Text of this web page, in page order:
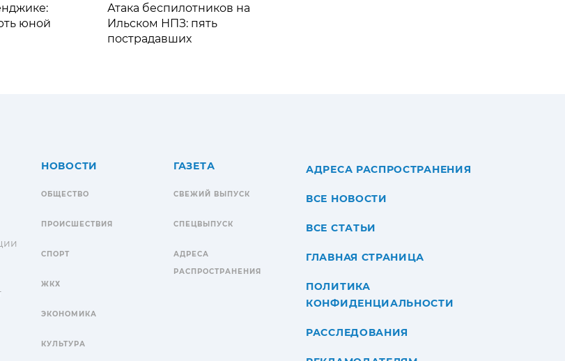
юной
Атака беспилотников на
Ильском НПЗ: пять
пострадавших
НОВОСТИ
ОБЩЕСТВО
ПРОИСШЕСТВИЯ
СПОРТ
ЖКХ
ЭКОНОМИКА
КУЛЬТУРА
ГАЗЕТА
СВЕЖИЙ ВЫПУСК
СПЕЦВЫПУСК
АДРЕСА
РАСПРОСТРАНЕНИЯ
АДРЕСА РАСПРОСТРАНЕНИЯ
ВСЕ НОВОСТИ
ВСЕ СТАТЬИ
ГЛАВНАЯ СТРАНИЦА
ПОЛИТИКА
КОНФИДЕНЦИАЛЬНОСТИ
РАССЛЕДОВАНИЯ